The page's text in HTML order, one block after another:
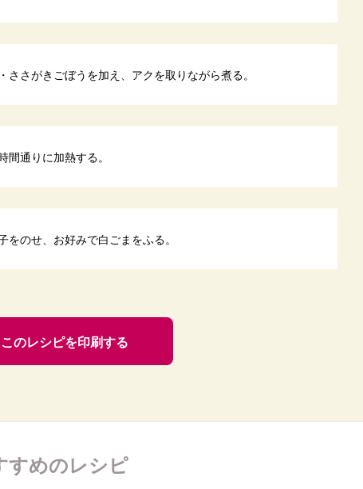
ささがきごぼうを加え、アクを取りながら煮る。
間通りに加熱する。
のせ、お好みで白ごまをふる。
このレシピを印刷する
すめのレシピ